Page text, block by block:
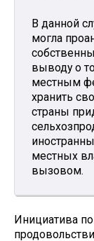
В данной
могла
выводу о
местным
хранить
страны
местных
вызовом.
Инициатива